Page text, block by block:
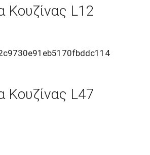
Κουζίνας L12
Κουζίνας L47